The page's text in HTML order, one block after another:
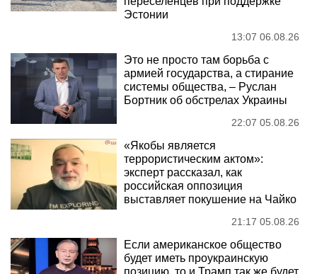
Эстонии
13:07 06.08.26
Это не просто там борьба с
армией государства, а стирание
системы общества, – Руслан
Бортник об обстрелах Украины
22:07 05.08.26
«Якобы является
террористическим актом»:
эксперт рассказал, как
российская оппозиция
выставляет покушение на Чайко
21:17 05.08.26
Если американское общество
будет иметь проукраинскую
позицию, то и Трамп так же будет